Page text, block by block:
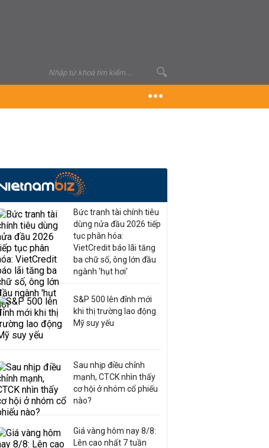
Bức tranh tài chính tiêu
dùng nửa đầu 2026 tiếp
tục phân hóa:
VietCredit báo lãi tăng
ba chữ số, ông lớn đầu
ngành 'hụt hơi'
S&P 500 lên đỉnh mới
khi thị trường lao động
Mỹ suy yếu
Sau nhịp điều chỉnh
mạnh, CTCK nhìn thấy
cơ hội ở nhóm cổ phiếu
nào?
Giá vàng hôm nay 8/8:
Lên cao nhất 7 tuần